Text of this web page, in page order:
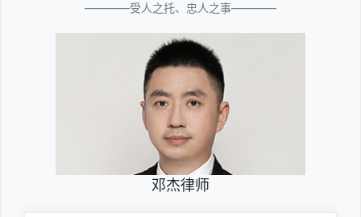
————受人之托、忠人之事————
邓杰律师